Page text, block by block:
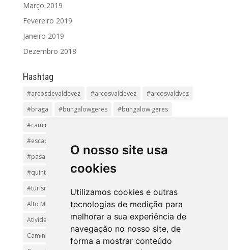
O nosso site usa
cookies
Utilizamos cookies e outras
tecnologias de medição para
melhorar a sua experiência de
navegação no nosso site, de
forma a mostrar conteúdo
Março 2019
Fevereiro 2019
Janeiro 2019
Dezembro 2018
Hashtag
#arcosdevaldevez #arcosvaldevez
#arcosvaldvez
#braga
#bungalowgeres
#bungalow geres
#caminhadas
#escapadinha
#pasadiços
#passadiçosdovez
#penedageres
#quintalamosa
#religião
#turismoreligioso
#turismorural
#vianadocastelo
Alto Minho
Arcos de Valdevez.
Arcos Valdevez
Atividades e Passeios
aventura
Caminhadas e Passeio
Caminho de Santiago
Caminho Minhoto Ribeiro